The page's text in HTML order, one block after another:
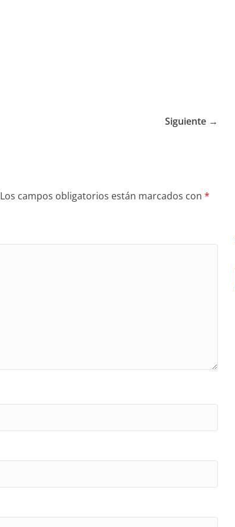
Siguiente →
Los campos obligatorios están marcados con *